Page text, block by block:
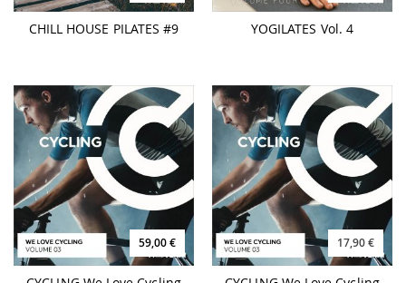
CHILL HOUSE PILATES #9 YOGILATES Vol. 4
59,00 € 17,90 €